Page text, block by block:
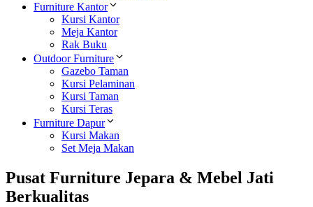
Furniture Kantor
Kursi Kantor
Meja Kantor
Rak Buku
Outdoor Furniture
Gazebo Taman
Kursi Pelaminan
Kursi Taman
Kursi Teras
Furniture Dapur
Kursi Makan
Set Meja Makan
Pusat Furniture Jepara & Mebel Jati
Berkualitas